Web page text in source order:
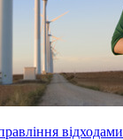
відходами